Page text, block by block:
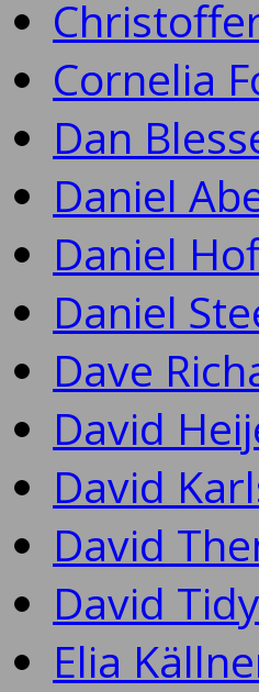
Cornelia
Dan
Daniel
Daniel
Daniel
Dave
David
David
David
David Tidy
Elia